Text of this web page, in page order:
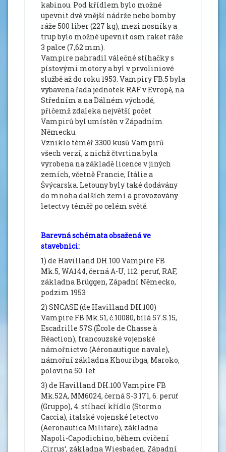
kabinou. Pod křídlem bylo možné
upevnit dvě vnější nádrže nebo bomby
ráže 500 liber (227 kg), mezi nosníky a
trup bylo možné upevnit osm raket ráže
3 palce (7,62 mm).
Vampire nahradil válečné stíhačky s
pístovými motory a byl v prvoliniové
službě až do roku 1953. Vampiry FB.5 byla
vybavena řada jednotek RAF v Evropě, na
Středním a na Dálném východě,
přičemž zdaleka největší počet
Vampirů byl umístěn v Západním
Německu.
Vzniklo téměř 3300 kusů Vampirů
všech verzí, z nichž čtvrtina byla
vyrobena na základě licence v jiných
zemích, včetně Francie, Itálie a
Švýcarska. Letouny byly také dodávány
do mnoha dalších zemí a provozovány
letectvy téměř po celém světě.
Barevná schémata obsažená ve
stavebnici:
1) de Havilland DH.100 Vampire FB
Mk.5, WA144, černá A-U, 112. peruť, RAF,
základna Brüggen, Západní Německo,
podzim 1953
2) SNCASE (de Havilland DH.100)
Vampire FB Mk.51, č.10080, bílá 57.S.15,
Escadrille 57S (École de Chasse à
Réaction), francouzské vojenské
námořnictvo (Aéronautique navale),
námořní základna Khouribga, Maroko,
polovina 50. let
3) de Havilland DH.100 Vampire FB
Mk.52A, MM6024, černá S-3 171, 6. peruť
(Gruppo), 4. stíhací křídlo (Stormo
Caccia), italské vojenské letectvo
(Aeronautica Militare), základna
Napoli-Capodichino, během cvičení
,Cirrus‘, základna Wiesbaden, Západní